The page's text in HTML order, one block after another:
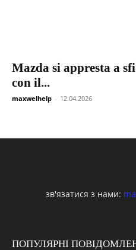
Mazda si appresta a
con il...
maxwelhelp - 12.04.2026
зв'язатися з нами:
ПОПУЛЯРНІ